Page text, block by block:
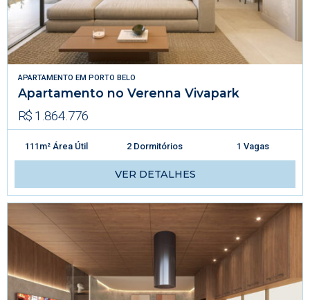
APARTAMENTO EM PORTO BELO
Apartamento no Verenna Vivapark
R$ 1.864.776
111m² Área Útil 2 Dormitórios 1 Vagas
VER DETALHES